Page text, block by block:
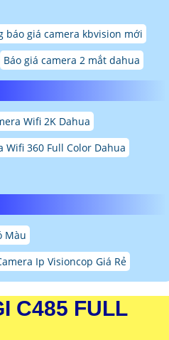
báo giá camera kbvision mới
Báo giá camera 2 mắt dahua
Wifi 2K Dahua
Wifi 360 Full Color Dahua
Màu
Ip Visioncop Giá Rẻ
C485 FULL